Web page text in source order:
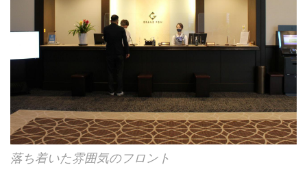
落ち着いた雰囲気のフロント